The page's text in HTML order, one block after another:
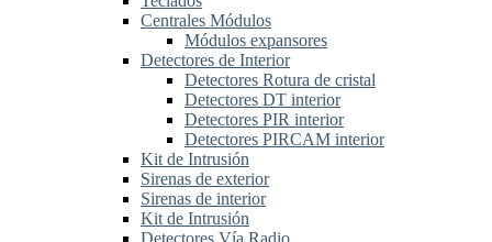
Centrales Módulos
Módulos expansores
Detectores de Interior
Detectores Rotura de cristal
Detectores DT interior
Detectores PIR interior
Detectores PIRCAM interior
Kit de Intrusión
Sirenas de exterior
Sirenas de interior
Kit de Intrusión
Detectores Vía Radio